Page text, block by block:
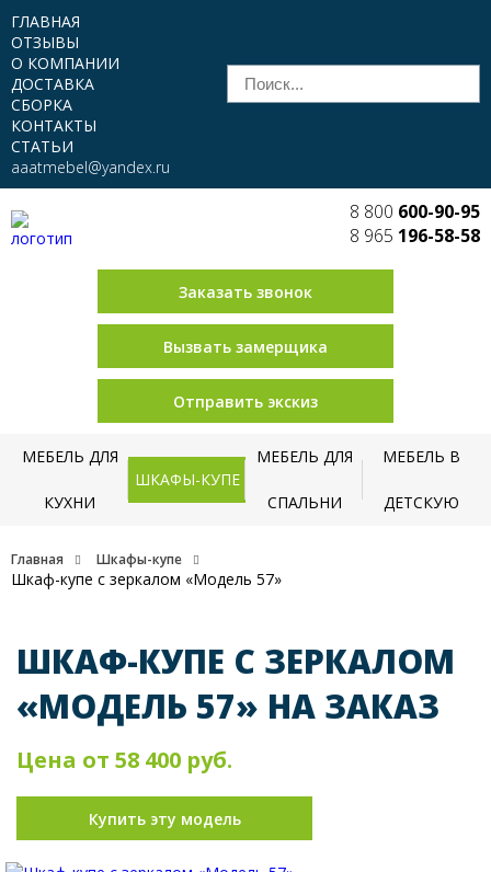
ГЛАВНАЯ
ОТЗЫВЫ
О КОМПАНИИ
ДОСТАВКА
СБОРКА
КОНТАКТЫ
СТАТЬИ
aaatmebel@yandex.ru
8 800 600-90-95
8 965 196-58-58
Заказать звонок
Вызвать замерщика
Отправить экскиз
МЕБЕЛЬ ДЛЯ
КУХНИ
ШКАФЫ-КУПЕ
МЕБЕЛЬ ДЛЯ
СПАЛЬНИ
МЕБЕЛЬ В
ДЕТСКУЮ
Главная Шкафы-купе
Шкаф-купе с зеркалом «Модель 57»
ШКАФ-КУПЕ С ЗЕРКАЛОМ
«МОДЕЛЬ 57» НА ЗАКАЗ
Цена от 58 400 руб.
Купить эту модель